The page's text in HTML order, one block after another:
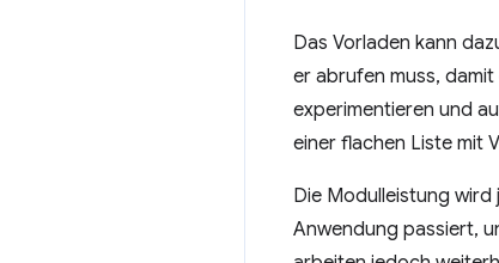
Das Vorladen kann
er abrufen muss,
experimentieren und
einer flachen Liste mit
Die Modulleistung wird
Anwendung passiert,